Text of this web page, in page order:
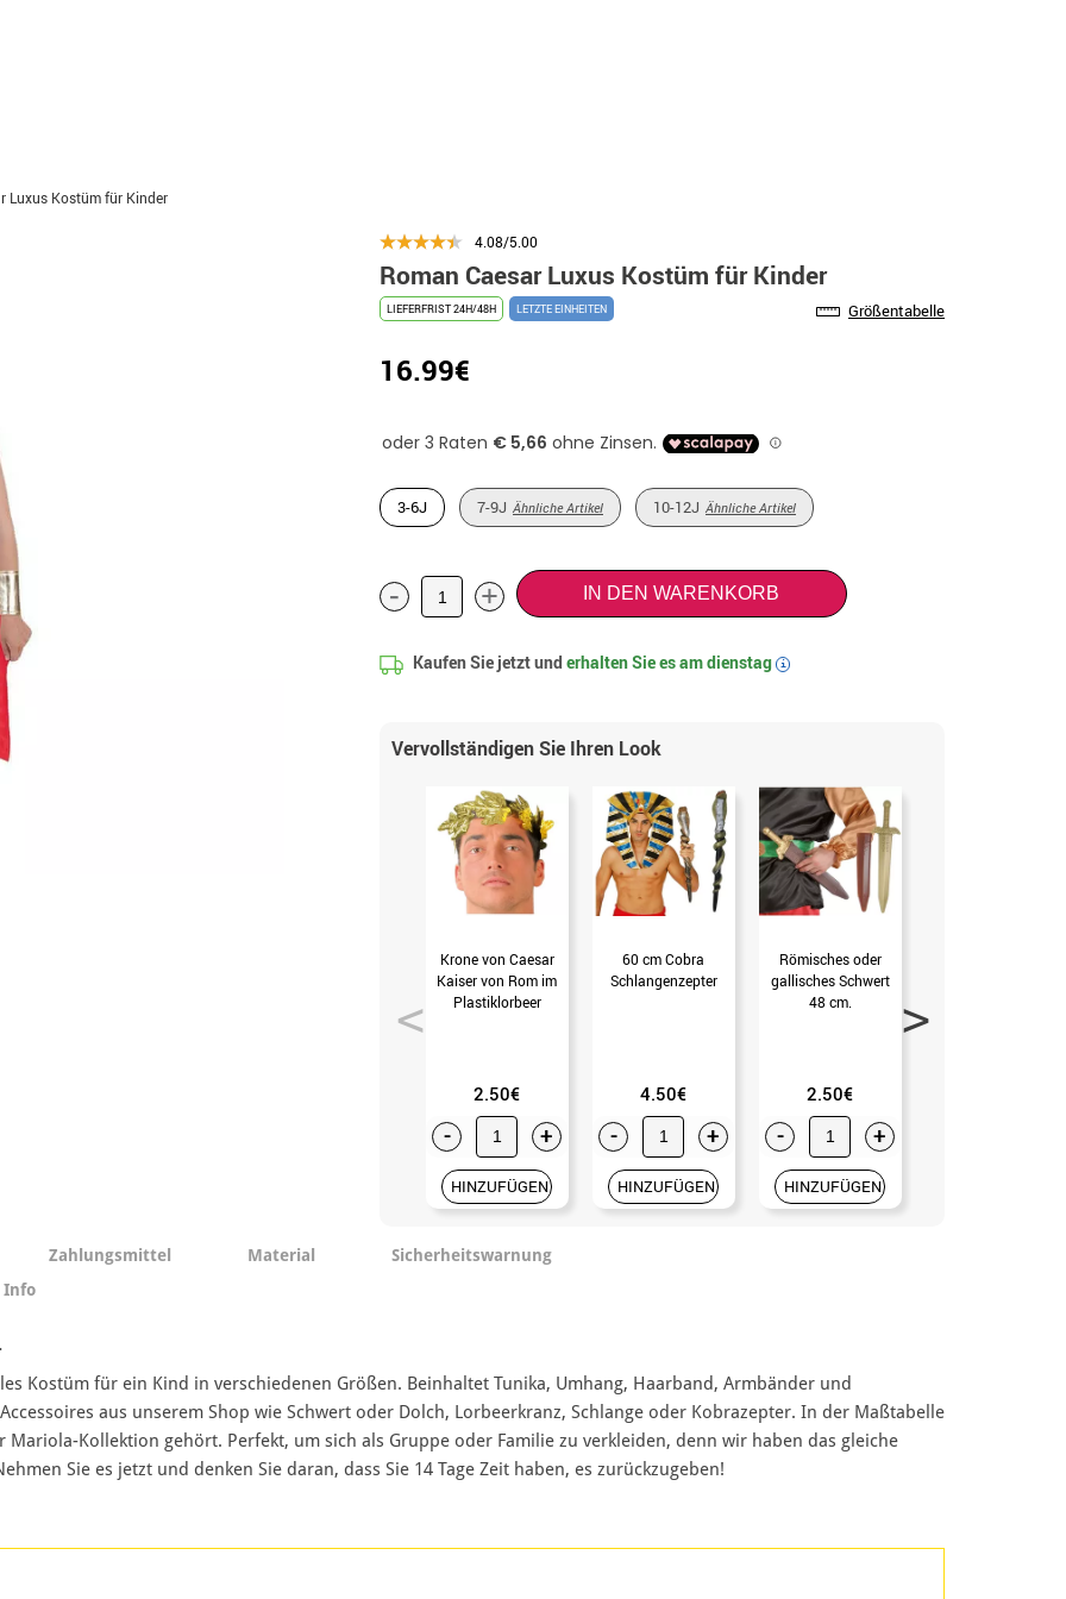
Luxus Kostüm für Kinder
4.08/5.00
Roman Caesar Luxus Kostüm für Kinder
LIEFERFRIST 24H/48H LETZTE EINHEITEN Größentabelle
16.99€
3-6J 7-9J Ähnliche Artikel 10-12J Ähnliche Artikel
- + IN DEN WARENKORB
Kaufen Sie jetzt und erhalten Sie es amdienstag i
Vervollständigen Sie Ihren Look
Krone von Caesar
Kaiser von Rom im
Plastiklorbeer
2.50€
- +
HINZUFÜGEN
60 cm Cobra
Schlangenzepter
4.50€
- +
HINZUFÜGEN
Römisches oder
gallisches Schwert
48 cm.
2.50€
- +
HINZUFÜGEN
Zahlungsmittel Material
Sicherheitswarnung
Info
Kostüm für ein Kind in verschiedenen Größen. Beinhaltet Tunika, Umhang, Haarband, Armbänder und
aus unserem Shop wie Schwert oder Dolch, Lorbeerkranz, Schlange oder Kobrazepter. In der Maßtabelle
Mariola-Kollektion gehört. Perfekt, um sich als Gruppe oder Familie zu verkleiden, denn wir haben das gleiche
Sie es jetzt und denken Sie daran, dass Sie 14 Tage Zeit haben, es zurückzugeben!